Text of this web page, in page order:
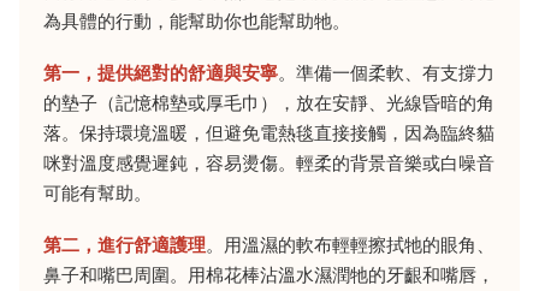
為具體的行動，能幫助你也能幫助牠。
第一，提供絕對的舒適與安寧。準備一個柔軟、有支撐力
的墊子（記憶棉墊或厚毛巾），放在安靜、光線昏暗的角
落。保持環境溫暖，但避免電熱毯直接接觸，因為臨終貓
咪對溫度感覺遲鈍，容易燙傷。輕柔的背景音樂或白噪音
可能有幫助。
第二，進行舒適護理。用溫濕的軟布輕輕擦拭牠的眼角、
鼻子和嘴巴周圍。用棉花棒沾溫水濕潤牠的牙齦和嘴唇，